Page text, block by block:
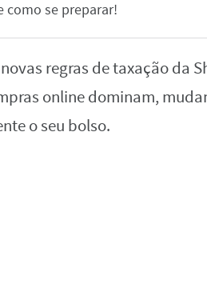
como se preparar!
regras de taxação da
online dominam,
o seu bolso.